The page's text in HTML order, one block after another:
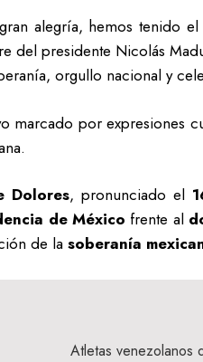
alegría, hemos tenido
del presidente Nicolás
orgullo nacional y
marcado por expresiones
Dolores, pronunciado el
de México frente al
de la soberanía
Atletas venezolanos